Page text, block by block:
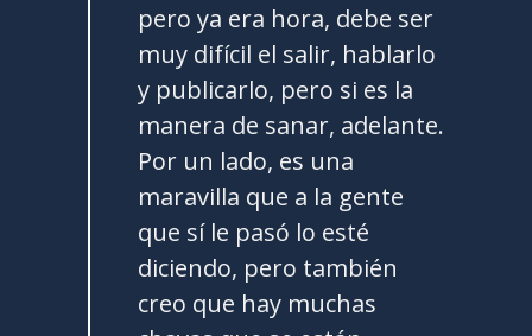
pero ya era hora, debe ser
muy difícil el salir, hablarlo
y publicarlo, pero si es la
manera de sanar, adelante.
Por un lado, es una
maravilla que a la gente
que sí le pasó lo esté
diciendo, pero también
creo que hay muchas